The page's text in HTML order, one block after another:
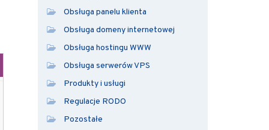
Obsługa panelu klienta
Obsługa domeny internetowej
Obsługa hostingu WWW
Obsługa serwerów VPS
Produkty i usługi
Regulacje RODO
Pozostałe